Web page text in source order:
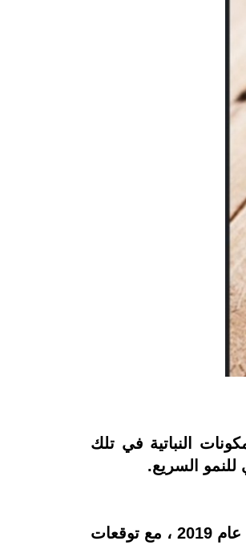
النباتية في تلك
السريع.
بحسب التقرير الذي نشرته Allied Market Research ، حقق سوق زبدة المانجو العالمي 100.4 مليون دولار في عام 2019 ، مع توقعات